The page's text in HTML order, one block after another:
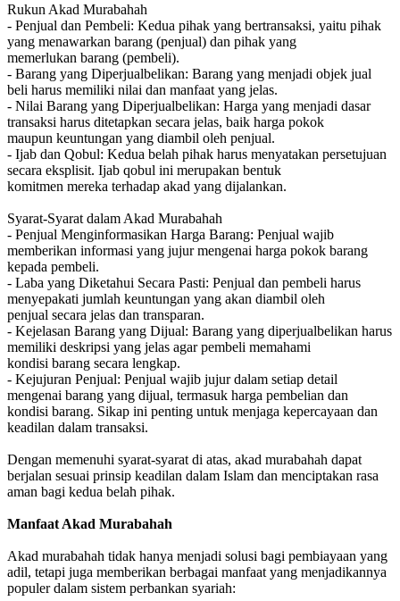
Rukun Akad Murabahah
- Penjual dan Pembeli: Kedua pihak yang bertransaksi, yaitu pihak
yang menawarkan barang (penjual) dan pihak yang
memerlukan barang (pembeli).
- Barang yang Diperjualbelikan: Barang yang menjadi objek jual
beli harus memiliki nilai dan manfaat yang jelas.
- Nilai Barang yang Diperjualbelikan: Harga yang menjadi dasar
transaksi harus ditetapkan secara jelas, baik harga pokok
maupun keuntungan yang diambil oleh penjual.
- Ijab dan Qobul: Kedua belah pihak harus menyatakan persetujuan
secara eksplisit. Ijab qobul ini merupakan bentuk
komitmen mereka terhadap akad yang dijalankan.
Syarat-Syarat dalam Akad Murabahah
- Penjual Menginformasikan Harga Barang: Penjual wajib
memberikan informasi yang jujur mengenai harga pokok barang
kepada pembeli.
- Laba yang Diketahui Secara Pasti: Penjual dan pembeli harus
menyepakati jumlah keuntungan yang akan diambil oleh
penjual secara jelas dan transparan.
- Kejelasan Barang yang Dijual: Barang yang diperjualbelikan harus
memiliki deskripsi yang jelas agar pembeli memahami
kondisi barang secara lengkap.
- Kejujuran Penjual: Penjual wajib jujur dalam setiap detail
mengenai barang yang dijual, termasuk harga pembelian dan
kondisi barang. Sikap ini penting untuk menjaga kepercayaan dan
keadilan dalam transaksi.
Dengan memenuhi syarat-syarat di atas, akad murabahah dapat
berjalan sesuai prinsip keadilan dalam Islam dan menciptakan rasa
aman bagi kedua belah pihak.
Manfaat Akad Murabahah
Akad murabahah tidak hanya menjadi solusi bagi pembiayaan yang
adil, tetapi juga memberikan berbagai manfaat yang menjadikannya
populer dalam sistem perbankan syariah: